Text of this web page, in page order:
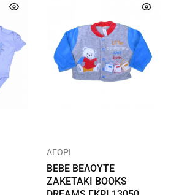
ΑΓΟΡΙ
BEBE ΒΕΛΟΥΤΕ
ΖΑΚΕΤΑΚΙ BOOKS